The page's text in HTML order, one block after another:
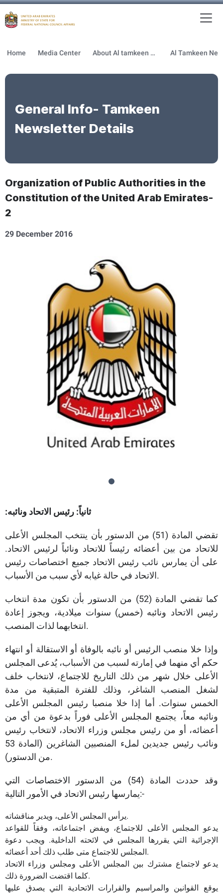
Home Media Center About Al tamkeen newsletter
General Info- Tamkeen
Newsletter Details
Organization of Public Authorities in the
Constitution of the United Arab Emirates-
2
29 December 2016
ثانياً: رئيس الاتحاد ونائبه:
تقضي المادة (51) من الدستور بأن ينتخب المجلس الأعلى
للاتحاد من بين أعضائه رئيساً للاتحاد ونائباً لرئيس الاتحاد.
على أن يمارس نائب رئيس الاتحاد جميع اختصاصات رئيس
الاتحاد في حالة غيابه لأي سبب من الأسباب.
كما تقضي المادة (52) من الدستور بأن تكون مدة انتخاب
رئيس الاتحاد ونائبه (خمس) سنوات ميلادية، ويجوز إعادة
انتخابهما لذات المنصب.
وإذا خلا منصب الرئيس أو نائبه بالوفاة أو الاستقالة أو انتهاء
حكم أي منهما في إمارته لسبب من الأسباب، يُدعى المجلس
الأعلى خلال شهر من ذلك التاريخ للاجتماع، لانتخاب خلف
لشغل المنصب الشاغر، وذلك للفترة المتبقية من مدة
الخمس سنوات. أما إذا خلا منصبا رئيس المجلس الأعلى
ونائبه معاً، يجتمع المجلس الأعلى فوراً بدعوة من أي من
أعضائه، أو من رئيس مجلس وزراء الاتحاد، لانتخاب رئيس
ونائب رئيس جديدين لملء المنصبين الشاغرين
(المادة 53
من الدستور).
وقد حددت المادة (54) من الدستور الاختصاصات التي
يمارسها رئيس الاتحاد في الأمور التالية:-
يرأس المجلس الأعلى، ويدير مناقشاته.
يدعو المجلس الأعلى للاجتماع، ويفض اجتماعاته، وفقاً للقواعد
الإجرائية التي يقررها المجلس في لائحته الداخلية. ويجب دعوة
المجلس للاجتماع متى طلب ذلك أحد أعضائه.
يدعو لاجتماع مشترك بين المجلس الأعلى ومجلس وزراء الاتحاد
كلما اقتضت الضرورة ذلك.
يوقع القوانين والمراسيم والقرارات الاتحادية التي يصدق عليها